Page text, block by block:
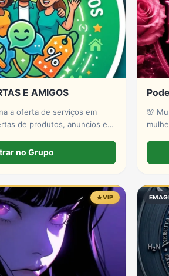
E AMIGOS
a oferta de serviços em
de produtos, anuncios e
no Grupo
🌸
VIP